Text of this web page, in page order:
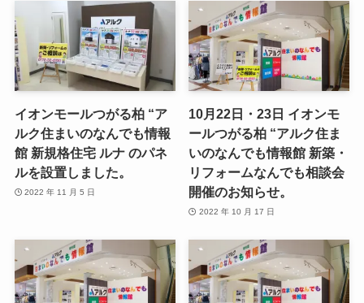
イオンモールつがる柏 “ア
ルク住まいのなんでも情報
館 新規格住宅 ルナ のパネ
ルを設置しました。
2022 年 11 月 5 日
10月22日・23日 イオンモ
ールつがる柏 “アルク住ま
いのなんでも情報館 新築・
リフォームなんでも相談会
開催のお知らせ。
2022 年 10 月 17 日